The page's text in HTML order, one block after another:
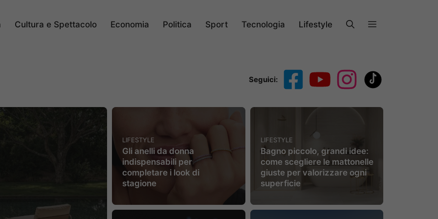
Cultura e Spettacolo Economia Politica Sport Tecnologia Lifestyle
Seguici:
LIFESTYLE
Gli anelli da donna
indispensabili per
completare i look di
stagione
LIFESTYLE
Bagno piccolo, grandi idee:
come scegliere le mattonelle
giuste per valorizzare ogni
superficie